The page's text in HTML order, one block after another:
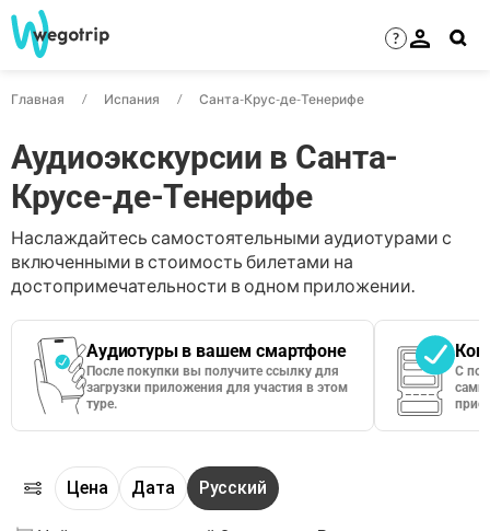
?
Главная Испания Санта-Крус-де-Тенерифе
Аудиоэкскурсии в Санта-
Крусе-де-Тенерифе
Наслаждайтесь самостоятельными аудиотурами с
включенными в стоимость билетами на
достопримечательности в одном приложении.
Аудиотуры в вашем смартфоне
После покупки вы получите ссылку для
загрузки приложения для участия в этом
туре.
С
сами
Цена Дата Русский